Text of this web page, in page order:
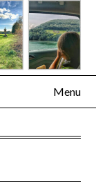
Menu